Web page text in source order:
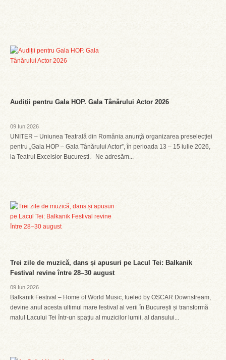
Audiții pentru Gala HOP. Gala Tânărului Actor 2026
09 Iun 2026
UNITER – Uniunea Teatrală din România anunţă organizarea preselecției
pentru „Gala HOP – Gala Tânărului Actor”, în perioada 13 – 15 iulie 2026,
la Teatrul Excelsior Bucureşti. Ne adresăm...
Trei zile de muzică, dans și apusuri pe Lacul Tei: Balkanik
Festival revine între 28–30 august
09 Iun 2026
Balkanik Festival – Home of World Music, fueled by OSCAR Downstream,
devine anul acesta ultimul mare festival al verii în București și transformă
malul Lacului Tei într-un spațiu al muzicilor lumii, al dansului...